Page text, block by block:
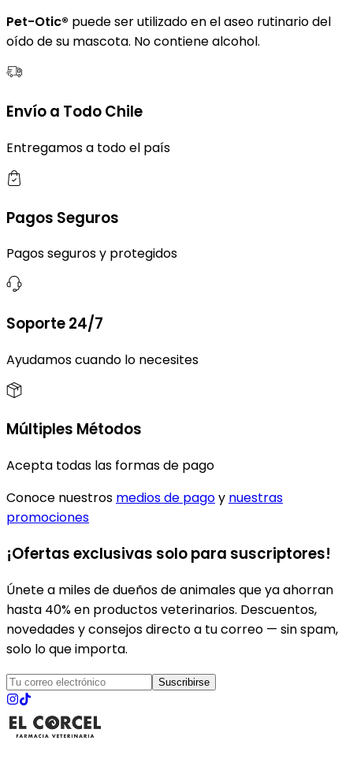
Pet-Otic® puede ser utilizado en el aseo rutinario del
oído de su mascota. No contiene alcohol.
Envío a Todo Chile
Entregamos a todo el país
Pagos Seguros
Pagos seguros y protegidos
Soporte 24/7
Ayudamos cuando lo necesites
Múltiples Métodos
Acepta todas las formas de pago
Conoce nuestros medios de pagoy nuestras
promociones
¡Ofertas exclusivas solo para suscriptores!
Únete a miles de dueños de animales que ya ahorran
hasta 40% en productos veterinarios. Descuentos,
novedades y consejos directo a tu correo — sin spam,
solo lo que importa.
Suscribirse